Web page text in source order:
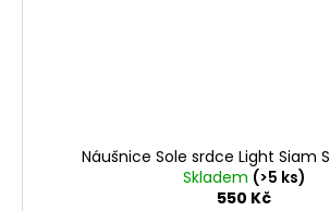
Náušnice Sole srdce Light Siam
Skladem (>5 ks)
550 Kč